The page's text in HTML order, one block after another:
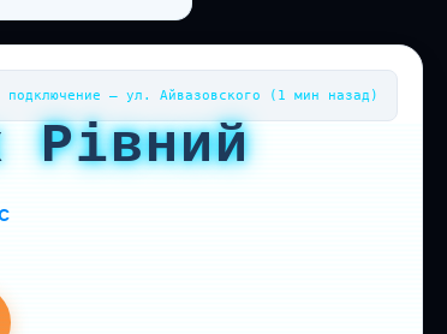
подключение — ул. Айвазовского (1 мин назад)
Рівний